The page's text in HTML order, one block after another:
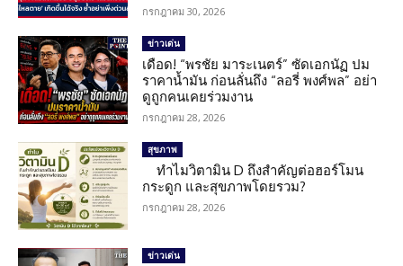
กรกฎาคม 30, 2026
ข่าวเด่น
เดือด! “พรชัย มาระเนตร์” ซัดเอกนัฏ ปม
ราคาน้ำมัน ก่อนลั่นถึง “ลอรี่ พงศ์พล” อย่า
ดูถูกคนเคยร่วมงาน
กรกฎาคม 28, 2026
สุขภาพ
ทำไมวิตามิน D ถึงสำคัญต่อฮอร์โมน
กระดูก และสุขภาพโดยรวม?
กรกฎาคม 28, 2026
ข่าวเด่น